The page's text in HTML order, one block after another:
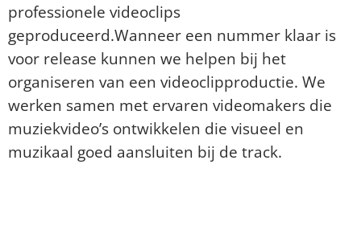
professionele videoclips
geproduceerd.Wanneer een nummer klaar is
voor release kunnen we helpen bij het
organiseren van een videoclipproductie. We
werken samen met ervaren videomakers die
muziekvideo’s ontwikkelen die visueel en
muzikaal goed aansluiten bij de track.